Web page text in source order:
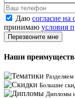
Даю согласие
принимаю условия
Перезвоните мне
Наши
Большие
Дипломы